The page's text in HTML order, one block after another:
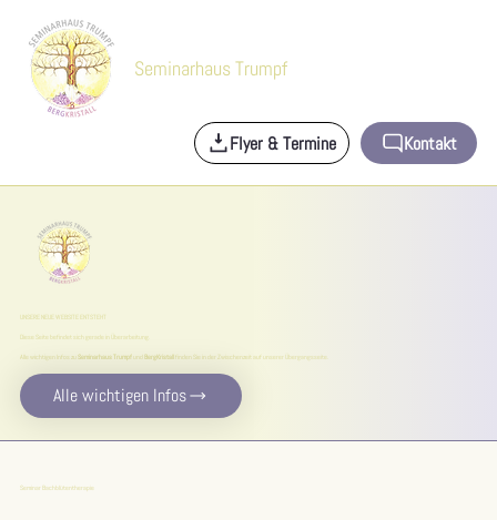
Flyer & Termine Kontakt
Seminarhaus Trumpf
UNSERE NEUE WEBSITE ENTSTEHT
Diese Seite befindet sich gerade in Überarbeitung.
Alle wichtigen Infos zuSeminarhaus TrumpfundBergKristallfinden Sie in der Zwischenzeit auf unserer Übergangsseite.
Alle wichtigen Infos
Seminar Bachblütentherapie